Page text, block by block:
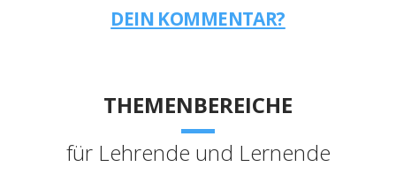
DEIN KOMMENTAR?
THEMENBEREICHE
für Lehrende und Lernende